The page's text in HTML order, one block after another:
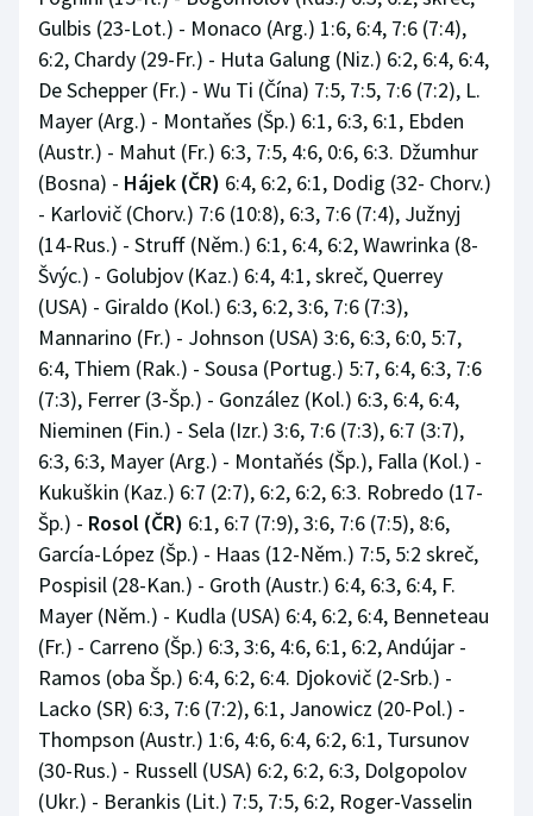
Gulbis (23-Lot.) - Monaco (Arg.) 1:6, 6:4, 7:6 (7:4),
6:2, Chardy (29-Fr.) - Huta Galung (Niz.) 6:2, 6:4, 6:4,
De Schepper (Fr.) - Wu Ti (Čína) 7:5, 7:5, 7:6 (7:2), L.
Mayer (Arg.) - Montaňes (Šp.) 6:1, 6:3, 6:1, Ebden
(Austr.) - Mahut (Fr.) 6:3, 7:5, 4:6, 0:6, 6:3. Džumhur
(Bosna) - Hájek (ČR) 6:4, 6:2, 6:1, Dodig (32- Chorv.)
- Karlovič (Chorv.) 7:6 (10:8), 6:3, 7:6 (7:4), Južnyj
(14-Rus.) - Struff (Něm.) 6:1, 6:4, 6:2, Wawrinka (8-
Švýc.) - Golubjov (Kaz.) 6:4, 4:1, skreč, Querrey
(USA) - Giraldo (Kol.) 6:3, 6:2, 3:6, 7:6 (7:3),
Mannarino (Fr.) - Johnson (USA) 3:6, 6:3, 6:0, 5:7,
6:4, Thiem (Rak.) - Sousa (Portug.) 5:7, 6:4, 6:3, 7:6
(7:3), Ferrer (3-Šp.) - González (Kol.) 6:3, 6:4, 6:4,
Nieminen (Fin.) - Sela (Izr.) 3:6, 7:6 (7:3), 6:7 (3:7),
6:3, 6:3, Mayer (Arg.) - Montaňés (Šp.), Falla (Kol.) -
Kukuškin (Kaz.) 6:7 (2:7), 6:2, 6:2, 6:3. Robredo (17-
Šp.) - Rosol (ČR) 6:1, 6:7 (7:9), 3:6, 7:6 (7:5), 8:6,
García-López (Šp.) - Haas (12-Něm.) 7:5, 5:2 skreč,
Pospisil (28-Kan.) - Groth (Austr.) 6:4, 6:3, 6:4, F.
Mayer (Něm.) - Kudla (USA) 6:4, 6:2, 6:4, Benneteau
(Fr.) - Carreno (Šp.) 6:3, 3:6, 4:6, 6:1, 6:2, Andújar -
Ramos (oba Šp.) 6:4, 6:2, 6:4. Djokovič (2-Srb.) -
Lacko (SR) 6:3, 7:6 (7:2), 6:1, Janowicz (20-Pol.) -
Thompson (Austr.) 1:6, 4:6, 6:4, 6:2, 6:1, Tursunov
(30-Rus.) - Russell (USA) 6:2, 6:2, 6:3, Dolgopolov
(Ukr.) - Berankis (Lit.) 7:5, 7:5, 6:2, Roger-Vasselin